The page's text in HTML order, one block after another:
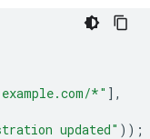
*" ],
updated" ));